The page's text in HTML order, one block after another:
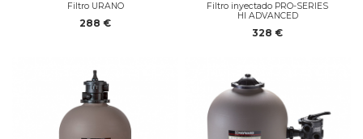
Filtro URANO
288 €
Filtro inyectado PRO-SERIES
HI ADVANCED
328 €